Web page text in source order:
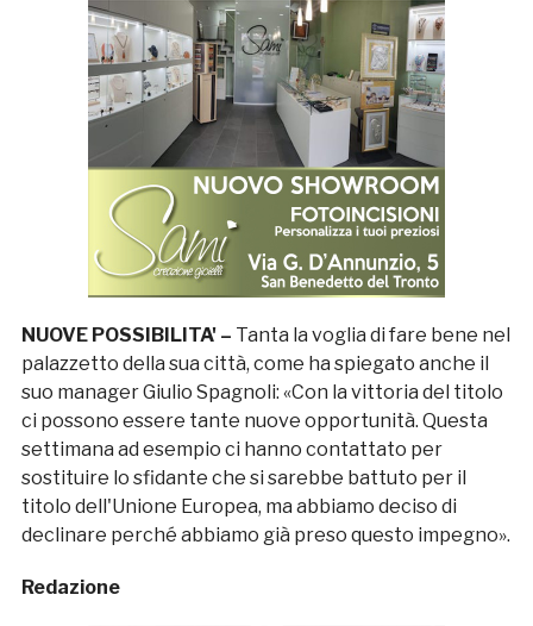
NUOVE POSSIBILITA' – Tanta la voglia di fare bene nel
palazzetto della sua città, come ha spiegato anche il
suo manager Giulio Spagnoli: «Con la vittoria del titolo
ci possono essere tante nuove opportunità. Questa
settimana ad esempio ci hanno contattato per
sostituire lo sfidante che si sarebbe battuto per il
titolo dell'Unione Europea, ma abbiamo deciso di
declinare perché abbiamo già preso questo impegno».
Redazione